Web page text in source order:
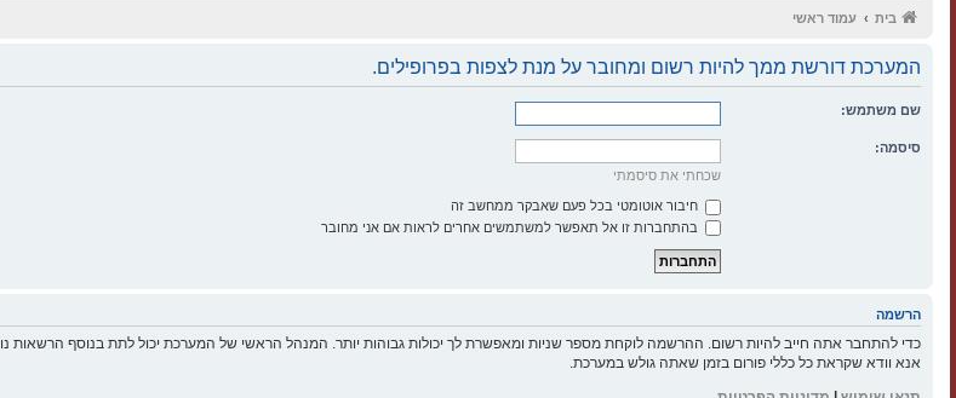
בית עמוד ראשי
המערכת דורשת ממך להיות רשום ומחובר על מנת לצפות בפרופילים.
שם משתמש:
סיסמה:
שכחתי את סיסמתי
חיבור אוטומטי בכל פעם שאבקר ממחשב זה
בהתחברות זו אל תאפשר למשתמשים אחרים לראות אם אני מחובר
הרשמה
כדי להתחבר אתה חייב להיות רשום. ההרשמה לוקחת מספר שניות ומאפשרת לך יכולות גבוהות יותר. המנהל הראשי של המערכת יכול לתת בנוסף
אנא וודא שקראת כל כללי פורום בזמן שאתה גולש במערכת.